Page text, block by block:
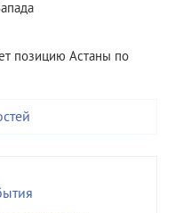
позицию Астаны по